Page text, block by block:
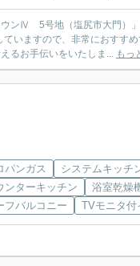
ウンⅣ 5号地（塩尻市大門）
いますので、非常におすすめ
るお手伝いをいたしま... もっ
パンガス
システムキッチ
ンターキッチン
浴室乾燥
フバルコニー
TVモニタ付